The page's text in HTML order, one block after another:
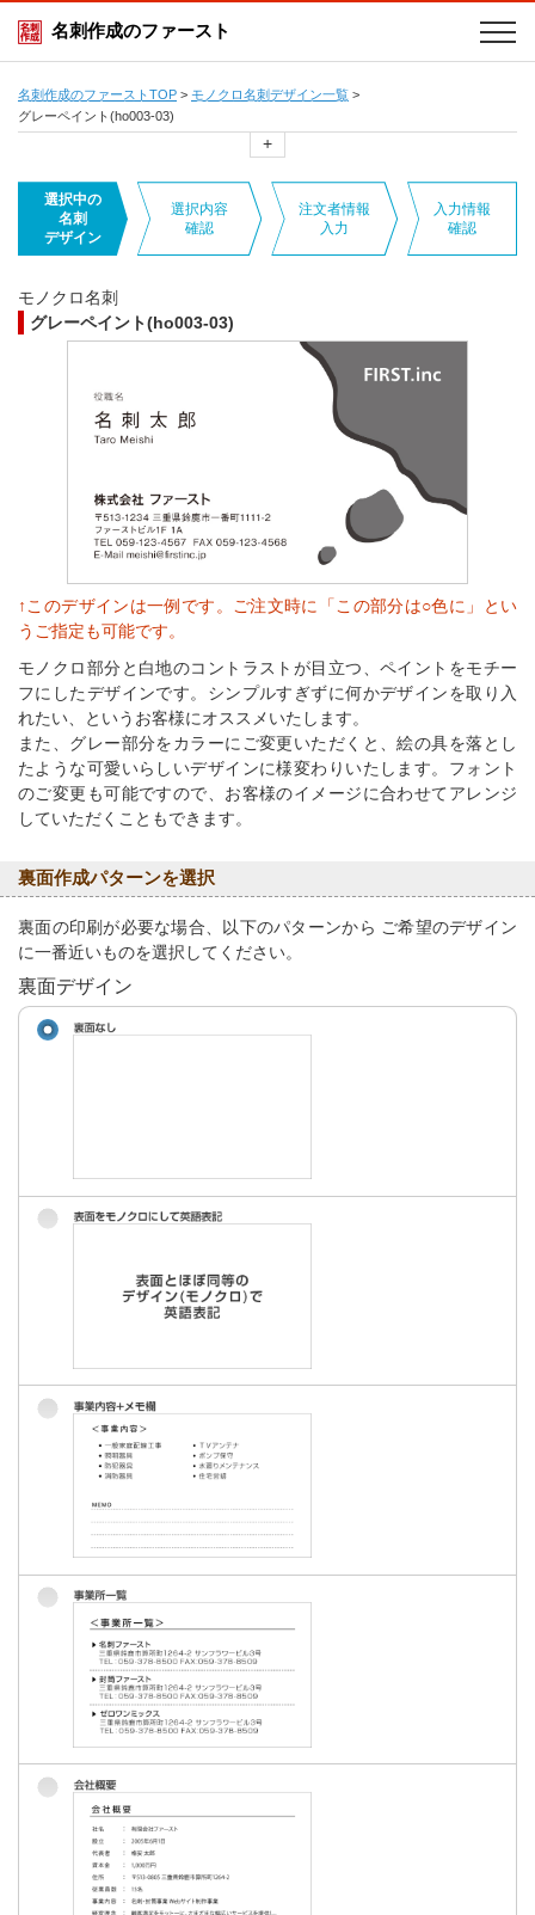
名刺作成のファースト
名刺作成のファーストTOP > モノクロ名刺デザイン一覧 >
グレーペイント(ho003-03)
+
選択中の
名刺
デザイン
選択内容
確認
注文者情報
入力
入力情報
確認
モノクロ名刺
グレーペイント(ho003-03)
↑このデザインは一例です。ご注文時に「この部分は○色に」とい
うご指定も可能です。
モノクロ部分と白地のコントラストが目立つ、ペイントをモチー
フにしたデザインです。シンプルすぎずに何かデザインを取り入
れたい、というお客様にオススメいたします。
また、グレー部分をカラーにご変更いただくと、絵の具を落とし
たような可愛いらしいデザインに様変わりいたします。フォント
のご変更も可能ですので、お客様のイメージに合わせてアレンジ
していただくこともできます。
裏面作成パターンを選択
裏面の印刷が必要な場合、以下のパターンから ご希望のデザイン
に一番近いものを選択してください。
裏面デザイン